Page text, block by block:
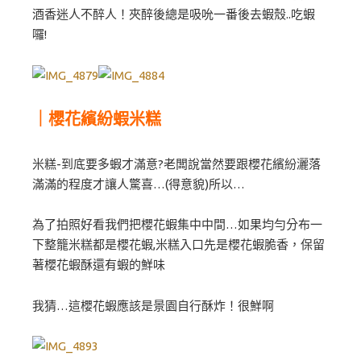
酒香迷人不醉人！夾醉後總是吸吮一番後去蝦殼..吃蝦
囉!
｜櫻花繽紛蝦米糕
米糕-到底要多蝦才滿意?老闆說當然要跟櫻花繽紛灑落
滿滿的程度才讓人驚喜…(得意貌)所以…
為了拍照好看我們把櫻花蝦集中中間…如果均勻分布一
下整籠米糕都是櫻花蝦,米糕入口先是櫻花蝦脆香，保留
著櫻花蝦酥還有蝦的鮮味
我猜…這櫻花蝦應該是景園自行酥炸！很鮮啊